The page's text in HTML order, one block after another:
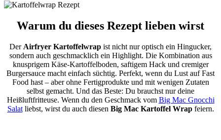
Warum du dieses Rezept lieben wirst
Der Airfryer Kartoffelwrap ist nicht nur optisch ein Hingucker,
sondern auch geschmacklich ein Highlight. Die Kombination aus
knusprigem Käse-Kartoffelboden, saftigem Hack und cremiger
Burgersauce macht einfach süchtig. Perfekt, wenn du Lust auf Fast
Food hast – aber ohne Fertigprodukte und mit wenigen Zutaten
selbst gemacht. Und das Beste: Du brauchst nur deine
Heißluftfritteuse. Wenn du den Geschmack vom Big Mac Gnocchi
Salatliebst, wirst du auch diesen Big Mac Kartoffel Wrapfeiern.